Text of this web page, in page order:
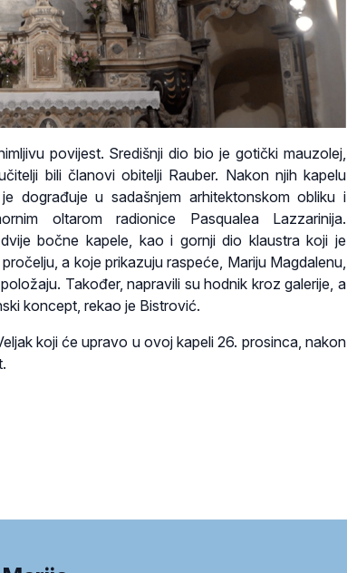
povijest. Središnji dio bio je gotički mauzolej,
bili članovi obitelji Rauber. Nakon njih kapelu
dograđuje u sadašnjem arhitektonskom obliku i
oltarom radionice Pasqualea Lazzarinija.
bočne kapele, kao i gornji dio klaustra koji je
a koje prikazuju raspeće, Mariju Magdalenu,
Također, napravili su hodnik kroz galerije, a
koncept, rekao je Bistrović.
koji će upravo u ovoj kapeli 26. prosinca, nakon